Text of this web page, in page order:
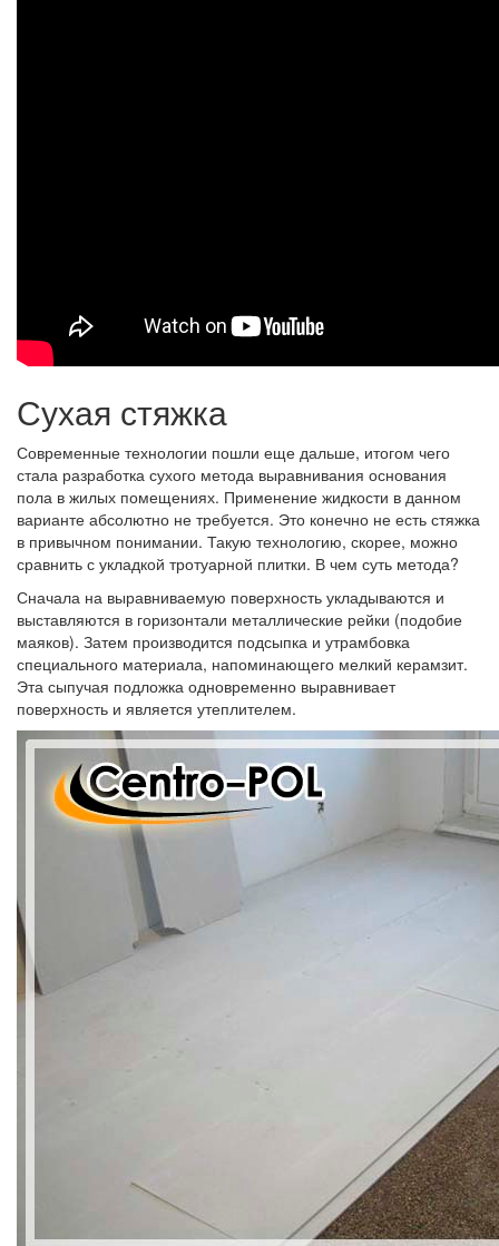
Сухая стяжка
Современные технологии пошли еще дальше, итогом чего
стала разработка сухого метода выравнивания основания
пола в жилых помещениях. Применение жидкости в данном
варианте абсолютно не требуется. Это конечно не есть стяжка
в привычном понимании. Такую технологию, скорее, можно
сравнить с укладкой тротуарной плитки. В чем суть метода?
Сначала на выравниваемую поверхность укладываются и
выставляются в горизонтали металлические рейки (подобие
маяков). Затем производится подсыпка и утрамбовка
специального материала, напоминающего мелкий керамзит.
Эта сыпучая подложка одновременно выравнивает
поверхность и является утеплителем.